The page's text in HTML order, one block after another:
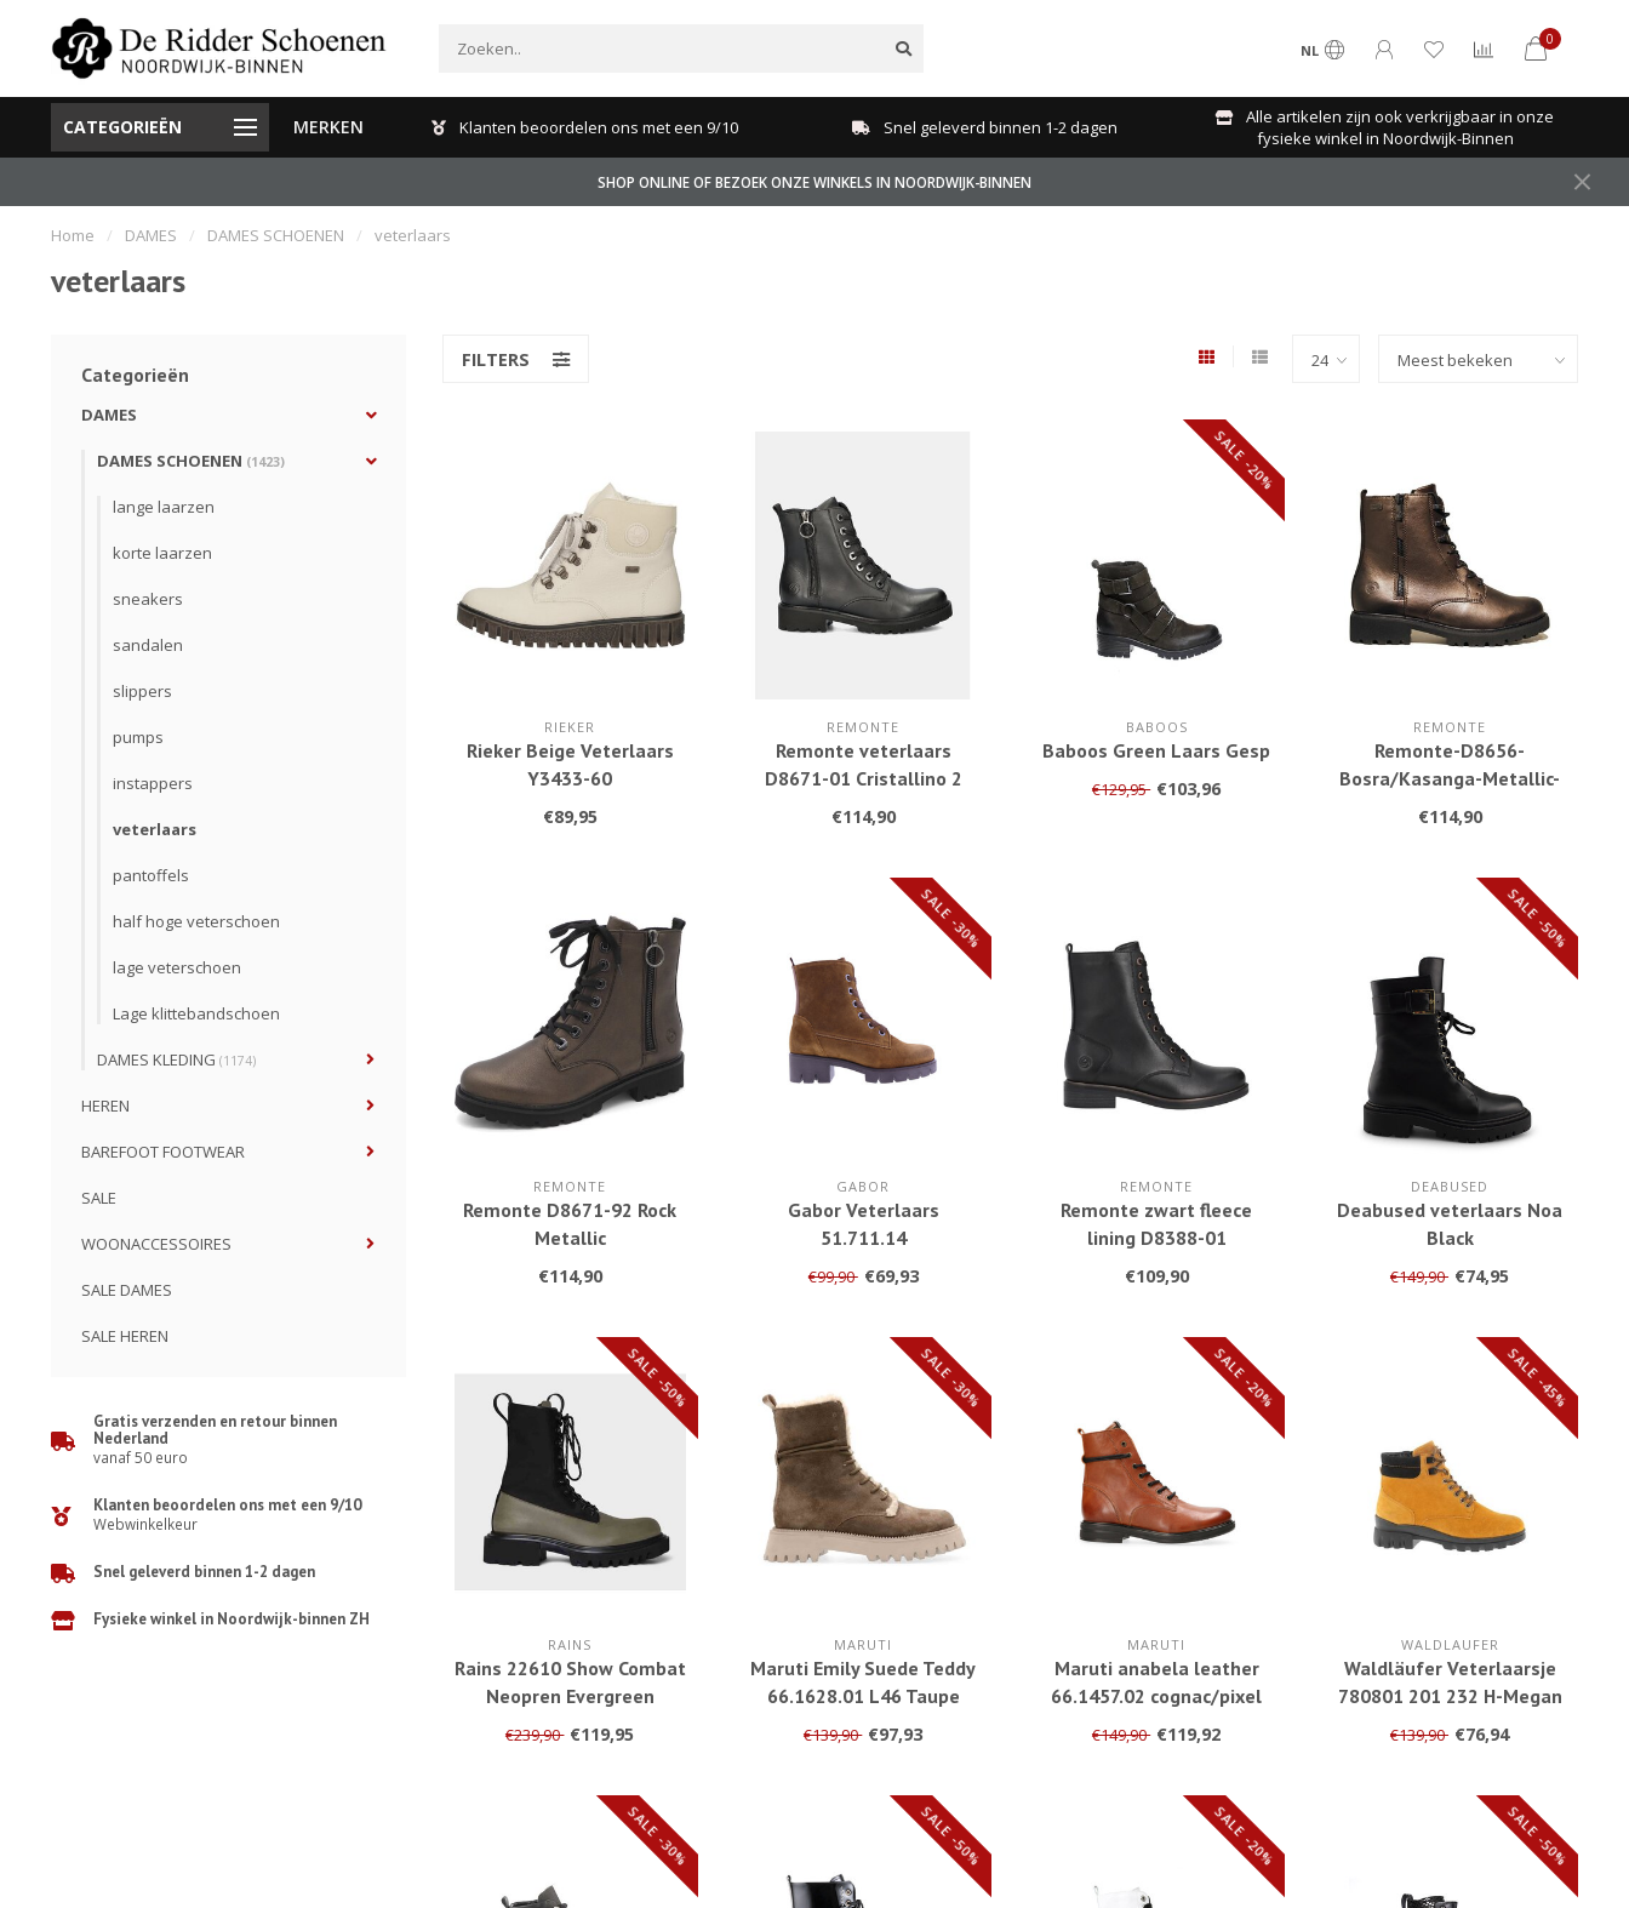
NL
0
CATEGORIEËN MERKEN
Gratis verzenden en retour binnen Nederland Klanten beoordelen ons met een 9/10 Snel geleverd binnen 1-2 dagen
Alle artikelen zijn ook verkrijgbaar in onze
fysieke winkel in Noordwijk-Binnen
SHOP ONLINE OF BEZOEK ONZE WINKELS IN NOORDWIJK-BINNEN
Home / DAMES / DAMES SCHOENEN / veterlaars
veterlaars
Categorieën
DAMES
DAMES SCHOENEN (1423)
lange laarzen
korte laarzen
sneakers
sandalen
slippers
pumps
instappers
veterlaars
pantoffels
half hoge veterschoen
lage veterschoen
Lage klittebandschoen
DAMES KLEDING (1174)
HEREN
BAREFOOT FOOTWEAR
SALE
WOONACCESSOIRES
SALE DAMES
SALE HEREN
Gratis verzenden en retour binnen
Nederland
vanaf 50 euro
Klanten beoordelen ons met een 9/10
Webwinkelkeur
Snel geleverd binnen 1-2 dagen
Fysieke winkel in Noordwijk-binnen ZH
FILTERS
RIEKER
Rieker Beige Veterlaars
Y3433-60
€89,95
REMONTE
Remonte veterlaars
D8671-01 Cristallino 2
Black 1010
€114,90
SALE -20%
BABOOS
Baboos Green Laars Gesp
€129,95 €103,96
REMONTE
Remonte-D8656-
Bosra/Kasanga-Metallic-
1028
€114,90
REMONTE
Remonte D8671-92 Rock
Metallic
€114,90
SALE -30%
GABOR
Gabor Veterlaars
51.711.14
€99,90 €69,93
REMONTE
Remonte zwart fleece
lining D8388-01
€109,90
SALE -50%
DEABUSED
Deabused veterlaars Noa
Black
€149,90 €74,95
SALE -50%
RAINS
Rains 22610 Show Combat
Neopren Evergreen
€239,90 €119,95
SALE -30%
MARUTI
Maruti Emily Suede Teddy
66.1628.01 L46 Taupe
Teddy
€139,90 €97,93
SALE -20%
MARUTI
Maruti anabela leather
66.1457.02 cognac/pixel
veterboot
€149,90 €119,92
SALE -45%
WALDLAUFER
Waldläufer Veterlaarsje
780801 201 232 H-Megan
€139,90 €76,94
SALE -30% SALE -50% SALE -20% SALE -50%